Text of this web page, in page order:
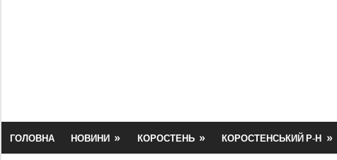
ГОЛОВНА НОВИНИ КОРОСТЕНЬ КОРОСТЕНСЬКИЙ Р-Н